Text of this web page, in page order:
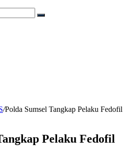
Search
/Polda Sumsel Tangkap Pelaku Fedofil
Pelaku Fedofil